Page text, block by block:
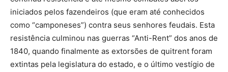
iniciados pelos fazendeiros (que eram até conhecidos
como “camponeses”) contra seus senhores feudais. Esta
resistência culminou nas guerras “Anti-Rent” dos anos de
1840, quando finalmente as extorsões de quitrent foram
extintas pela legislatura do estado, e o último vestígio de